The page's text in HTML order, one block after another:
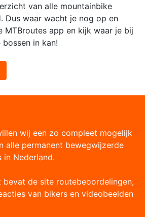
van alle mountainbike
Dus waar wacht je nog op en
MTBroutes app en kijk waar je bij
in kan!
wij een zo compleet mogelijk
alle permanent bewegwijzerde
in Nederland.
bevat de site routebeoordelingen,
van bikers en videobeelden